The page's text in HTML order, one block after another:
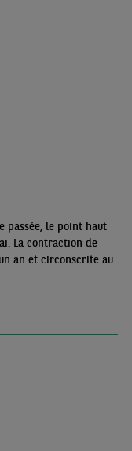
passée, le point haut
La contraction de
an et circonscrite au